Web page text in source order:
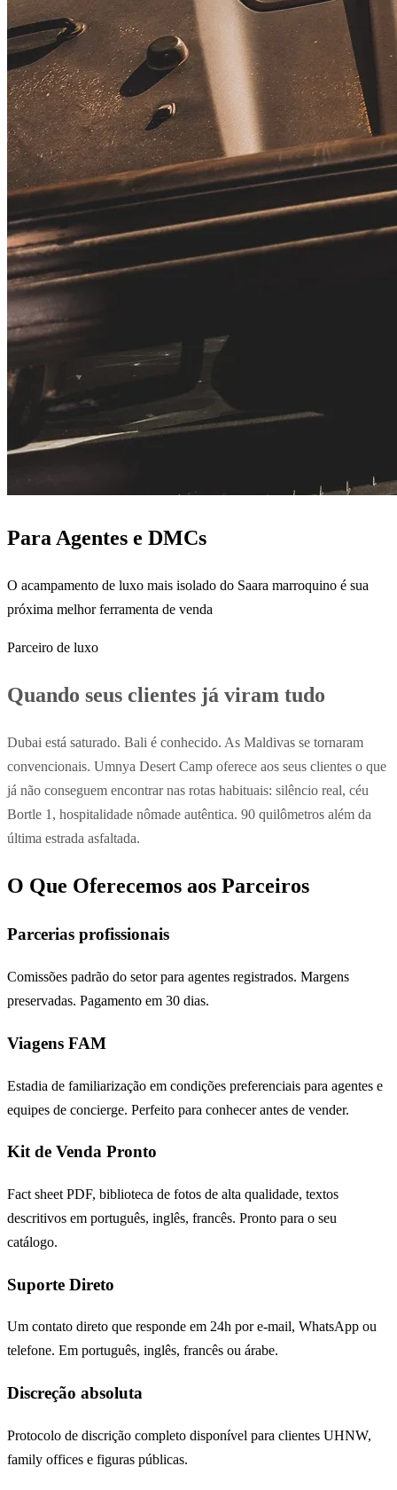
Para Agentes e DMCs
O acampamento de luxo mais isolado do Saara marroquino é sua
próxima melhor ferramenta de venda
Parceiro de luxo
Quando seus clientes já viram tudo
Dubai está saturado. Bali é conhecido. As Maldivas se tornaram
convencionais. Umnya Desert Camp oferece aos seus clientes o que
já não conseguem encontrar nas rotas habituais: silêncio real, céu
Bortle 1, hospitalidade nômade autêntica. 90 quilômetros além da
última estrada asfaltada.
O Que Oferecemos aos Parceiros
Parcerias profissionais
Comissões padrão do setor para agentes registrados. Margens
preservadas. Pagamento em 30 dias.
Viagens FAM
Estadia de familiarização em condições preferenciais para agentes e
equipes de concierge. Perfeito para conhecer antes de vender.
Kit de Venda Pronto
Fact sheet PDF, biblioteca de fotos de alta qualidade, textos
descritivos em português, inglês, francês. Pronto para o seu
catálogo.
Suporte Direto
Um contato direto que responde em 24h por e-mail, WhatsApp ou
telefone. Em português, inglês, francês ou árabe.
Discreção absoluta
Protocolo de discrição completo disponível para clientes UHNW,
family offices e figuras públicas.